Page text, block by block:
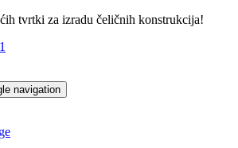
tvrtki za izradu čeličnih konstrukcija!
navigation